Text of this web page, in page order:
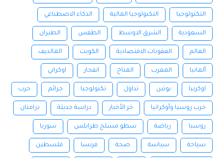
التكنولوجيا التكنولوجيا المالية الذكاء الاصطناعي
السعودية الشرق الاوسط الطقس الطيران
العالم العقوبات الاقتصادية الكويت المالديف
ألمانيا المغرب المناخ انفجار اوكراني
اوكرنيا بوتين تداول تكنولوجيا جرائم حرب
حرب روسيا وأوكرانيا خر الأخبار دراسة حديثة درامنان
روسيا رياضة سطو مسلح طرابلس سوريا
سياحة سياسة صحة فرنسا فلسطين